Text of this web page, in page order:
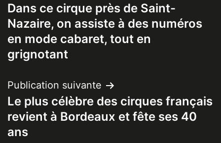
de
l’article
Dans ce cirque près de Saint-
Nazaire, on assiste à des numéros
en mode cabaret, tout en
grignotant
Publication suivante
Le plus célèbre des cirques français
revient à Bordeaux et fête ses 40
ans